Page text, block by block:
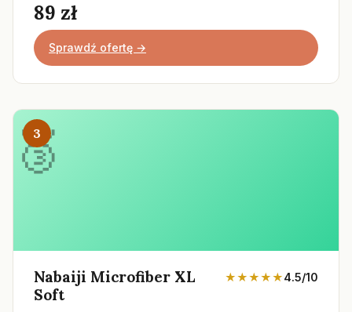
89 zł
Sprawdź ofertę →
3
Nabaiji Microfiber XL
Soft
★★★★★4.5/10